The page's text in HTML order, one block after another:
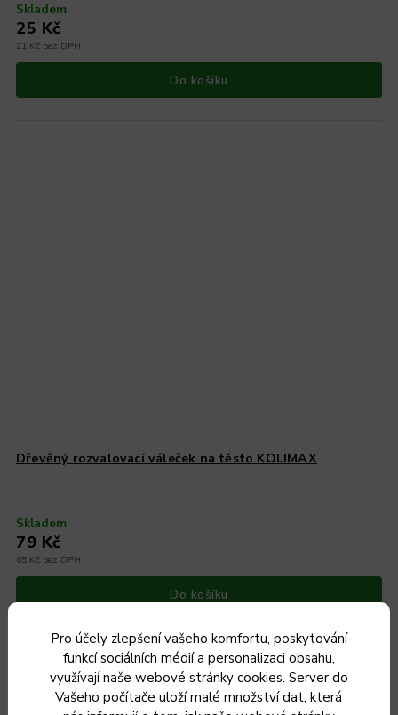
Pro účely zlepšení vašeho komfortu, poskytování
funkcí sociálních médií a personalizaci obsahu,
využívají naše webové stránky cookies. Server do
Vašeho počítače uloží malé množství dat, která
Skladem
21 Kč bez DPH
25 Kč
Do košíku
Dřevěný rozvalovací váleček na těsto KOLIMAX
Skladem
65 Kč bez DPH
79 Kč
Do košíku